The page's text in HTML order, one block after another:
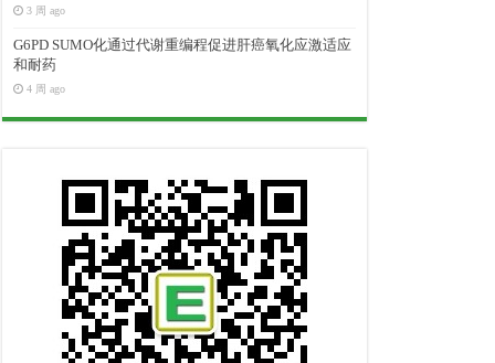
3 周 ago
G6PD SUMO化通过代谢重编程促进肝癌氧化应激适应
和耐药
4 周 ago